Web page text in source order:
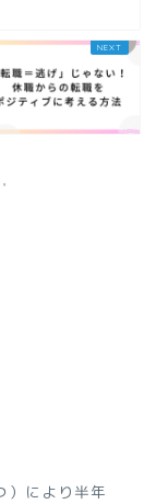
）により半年